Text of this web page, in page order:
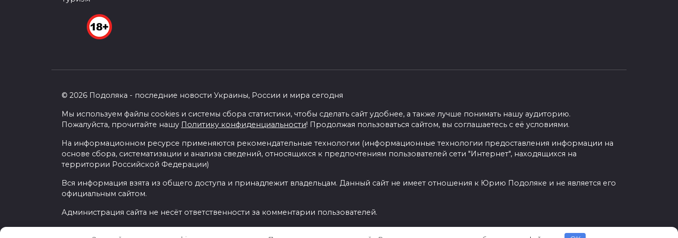
© 2026 Подоляка - последние новости Украины, России и мира сегодня
Мы используем файлы cookies и системы сбора статистики, чтобы сделать сайт удобнее, а также лучше понимать нашу аудиторию.
Пожалуйста, прочитайте нашу Политику конфиденциальности! Продолжая пользоваться сайтом, вы соглашаетесь с её условиями.
На информационном ресурсе применяются рекомендательные технологии (информационные технологии предоставления информации на
основе сбора, систематизации и анализа сведений, относящихся к предпочтениям пользователей сети "Интернет", находящихся на
территории Российской Федерации)
Вся информация взята из общего доступа и принадлежит владельцам. Данный сайт не имеет отношения к Юрию Подоляке и не является его
официальным сайтом.
Администрация сайта не несёт ответственности за комментарии пользователей.